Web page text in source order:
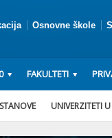
Osnovne škole
FAKULTETI
UNIVERZITETI U